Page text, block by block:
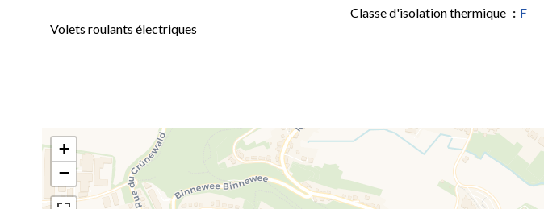
Volets roulants électriques
Classe d'isolation thermique F
+
−